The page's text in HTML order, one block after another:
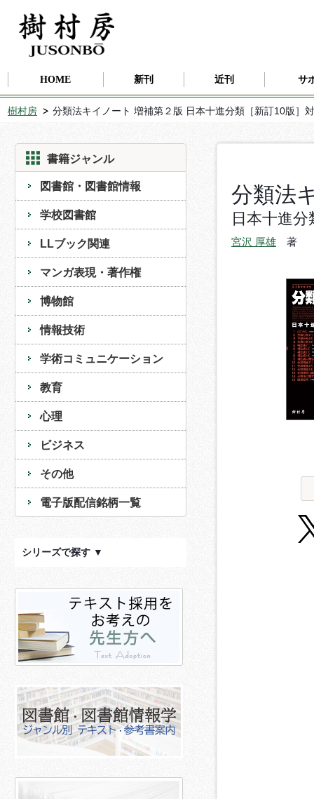
HOME 新刊 近刊 サ
樹村房 分類法キイノート 増補第２版 日本十進分類［新訂10版］
書籍ジャンル
図書館・図書館情報
学校図書館
LLブック関連
マンガ表現・著作権
博物館
情報技術
学術コミュニケーション
教育
心理
ビジネス
その他
電子版配信銘柄一覧
シリーズで探す ▼
分類法
日本十進
宮沢 厚雄 著